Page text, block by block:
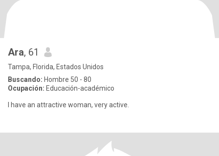
Ara, 61
Tampa, Florida, Estados Unidos
Buscando: Hombre 50 - 80
Ocupación: Educación-académico
I have an attractive woman, very active.